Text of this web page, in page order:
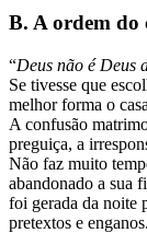
B. A ordem do
“Deus não é Deus
Se tivesse que
melhor forma o
A confusão
preguiça, a
Não faz muito
abandonado a sua
foi gerada da noite
pretextos e enganos.